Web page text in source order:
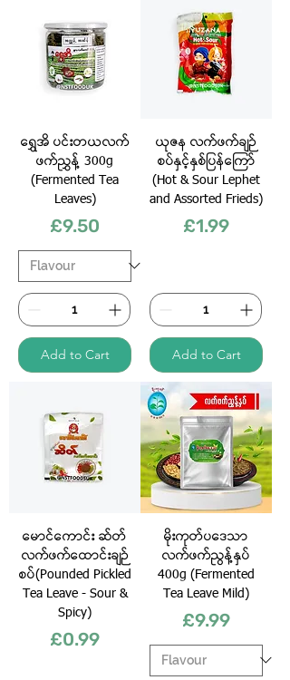
ရွှေအိ ပင်းတယလက်
ဖက်ညွှန့် 300g
(Fermented Tea
Leaves)
Price
£9.50
Add to Cart
ယုဇန လက်ဖက်ချဉ်
စပ်နှင့်နှစ်ပြန်ကြော်
(Hot & Sour Lephet
and Assorted Frieds)
Price
£1.99
Add to Cart
မောင်ကောင်း ဆ်တ်
လက်ဖက်ထောင်းချဉ်
စပ်(Pounded Pickled
Tea Leave - Sour &
Spicy)
Price
£0.99
မိုးကုတ်ပဒေသာ
လက်ဖက်ညွန့်နှပ်
400g (Fermented
Tea Leave Mild)
Price
£9.99